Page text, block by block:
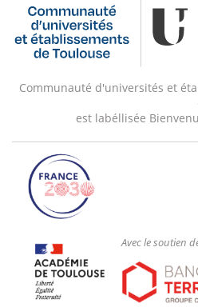
Communauté d'universités et
est labéllisée
Avec le soutien